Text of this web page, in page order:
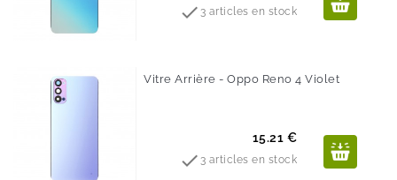
 3 articles en stock
Vitre Arrière - Oppo Reno 4 Violet
Prix
15.21 €
 3 articles en stock